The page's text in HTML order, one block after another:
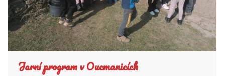
Jarní program v Oucmanicích